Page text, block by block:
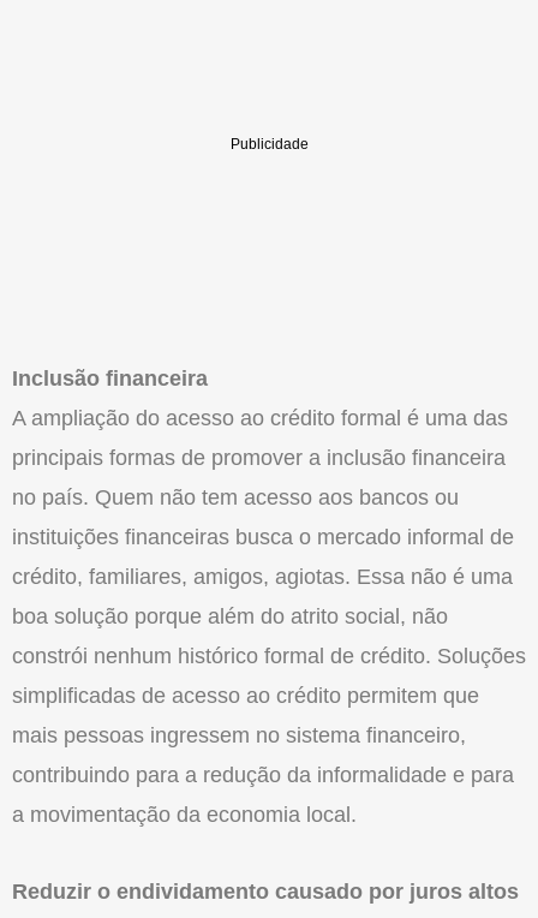
Inclusão financeira
A ampliação do acesso ao crédito formal é uma das
principais formas de promover a inclusão financeira
no país. Quem não tem acesso aos bancos ou
instituições financeiras busca o mercado informal de
crédito, familiares, amigos, agiotas. Essa não é uma
boa solução porque além do atrito social, não
constrói nenhum histórico formal de crédito. Soluções
simplificadas de acesso ao crédito permitem que
mais pessoas ingressem no sistema financeiro,
contribuindo para a redução da informalidade e para
a movimentação da economia local.
Reduzir o endividamento causado por juros altos